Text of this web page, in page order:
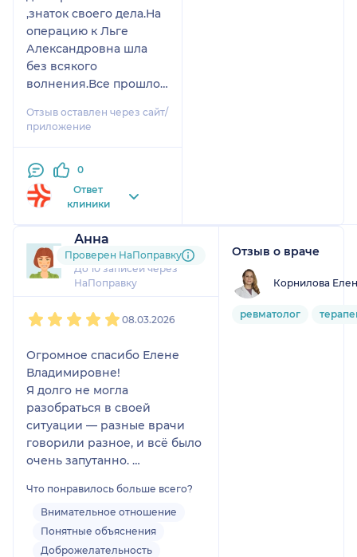
,знаток своего дела.На
операцию к Льге
Александровна шла
без всякого
волнения.Все прошло
Отзыв оставлен через сайт/
приложение
0
Ответ
клиники
Анна
2 отзыва
До 10 записей через
НаПоправку
Проверен НаПоправку
08.03.2026
Огромное спасибо Елене
Владимировне!
Я долго не могла
разобраться в своей
ситуации — разные врачи
говорили разное, и всё было
очень запутанно.
объяснить всё настолько
просто и понятно, что всё
сразу встало на свои места!
Отдельно хочу отметить
Что понравилось больше всего?
Внимательное отношение
Понятные объяснения
Доброжелательность
Отзыв о враче
Корнилова
ревматолог